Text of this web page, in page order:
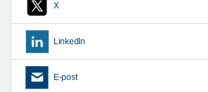
X
LinkedIn
E-post